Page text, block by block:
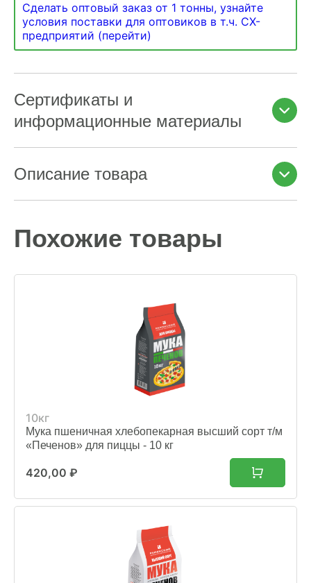
Сделать оптовый заказ от 1 тонны, узнайте
условия поставки для оптовиков в т.ч. СХ-
предприятий (перейти)
Сертификаты и
информационные материалы
Описание товара
Похожие товары
10кг
Мука пшеничная хлебопекарная высший сорт т/м
«Печенов» для пиццы - 10 кг
420,00 ₽